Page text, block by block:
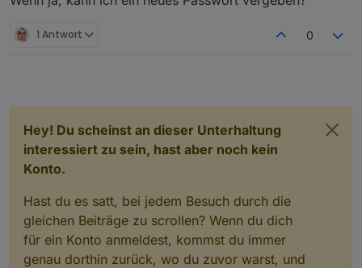
1 Antwort 0
Hey! Du scheinst an dieser Unterhaltung
interessiert zu sein, hast aber noch kein
Konto.
Hast du es satt, bei jedem Besuch durch die
gleichen Beiträge zu scrollen? Wenn du dich
für ein Konto anmeldest, kommst du immer
genau dorthin zurück, wo du zuvor warst, und